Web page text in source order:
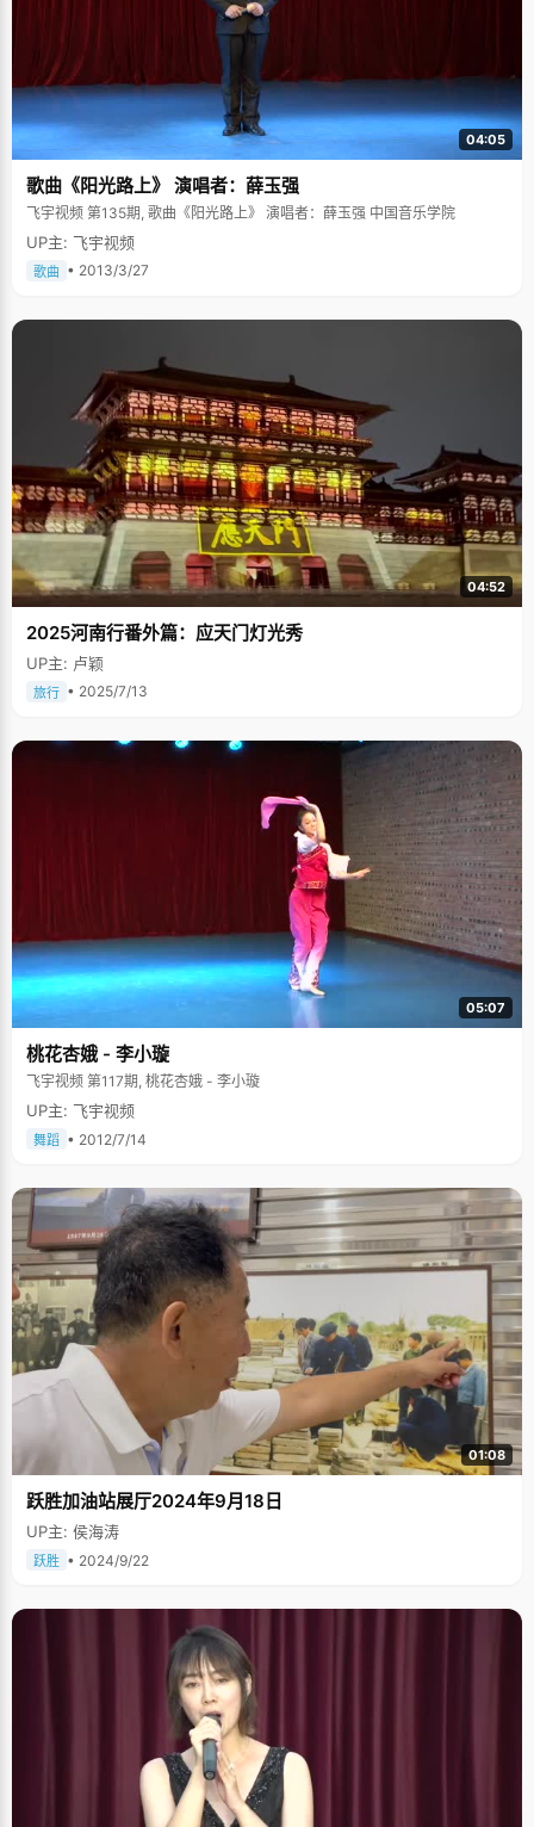
04:05
歌曲《阳光路上》 演唱者：薛玉强
飞宇视频 第135期, 歌曲《阳光路上》 演唱者：薛玉强 中国音乐学院
UP主: 飞宇视频
歌曲 • 2013/3/27
04:52
2025河南行番外篇：应天门灯光秀
UP主: 卢颖
旅行 • 2025/7/13
05:07
桃花杏娥 - 李小璇
飞宇视频 第117期, 桃花杏娥 - 李小璇
UP主: 飞宇视频
舞蹈 • 2012/7/14
01:08
跃胜加油站展厅2024年9月18日
UP主: 侯海涛
跃胜 • 2024/9/22